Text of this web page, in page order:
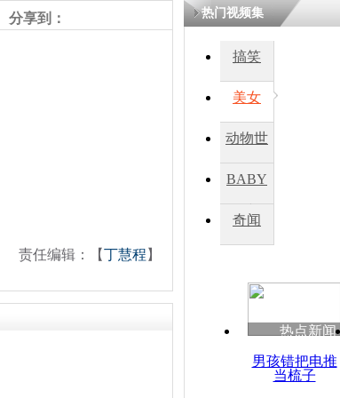
分享到：
责任编辑：【丁慧程 】
热门视频集
搞笑
美女
动物世
BABY
秀
奇闻
热点新闻
男孩错把电推
当梳子